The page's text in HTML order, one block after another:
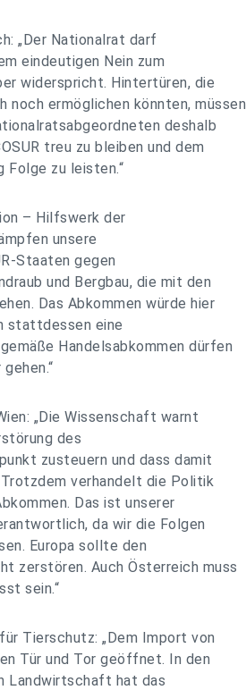
„Der Nationalrat darf
eindeutigen Nein zum
widerspricht. Hintertüren, die
noch ermöglichen könnten, müssen
deshalb
treu zu bleiben und dem
Folge zu leisten.“
– Hilfswerk der
unsere
Staaten gegen
und Bergbau, die mit den
Das Abkommen würde hier
stattdessen eine
Handelsabkommen dürfen
„Die Wissenschaft warnt
des
zusteuern und dass damit
verhandelt die Politik
Das ist unserer
da wir die Folgen
Europa sollte den
zerstören. Auch Österreich muss
sein.“
Tierschutz: „Dem Import von
Tür und Tor geöffnet. In den
Landwirtschaft hat das